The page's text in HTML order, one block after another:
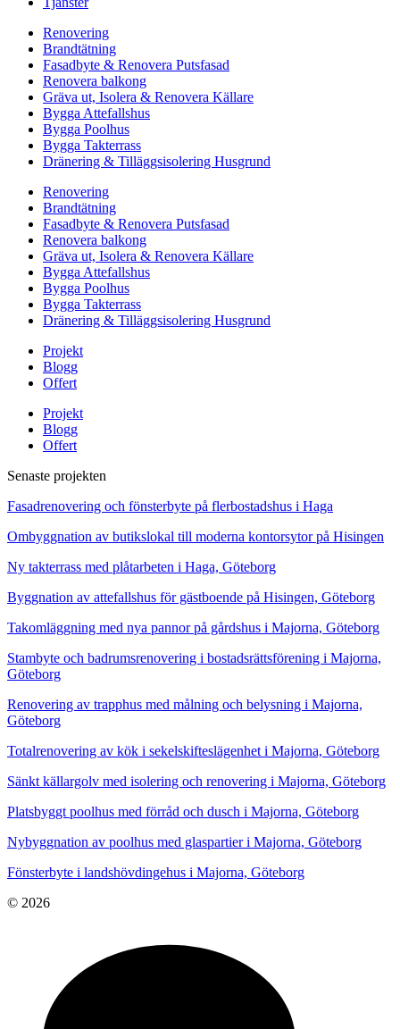
Renovering
Brandtätning
Fasadbyte & Renovera Putsfasad
Renovera balkong
Gräva ut, Isolera & Renovera Källare
Bygga Attefallshus
Bygga Poolhus
Bygga Takterrass
Dränering & Tilläggsisolering Husgrund
Renovering
Brandtätning
Fasadbyte & Renovera Putsfasad
Renovera balkong
Gräva ut, Isolera & Renovera Källare
Bygga Attefallshus
Bygga Poolhus
Bygga Takterrass
Dränering & Tilläggsisolering Husgrund
Projekt
Blogg
Offert
Projekt
Blogg
Offert
Senaste projekten
Fasadrenovering och fönsterbyte på flerbostadshus i Haga
Ombyggnation av butikslokal till moderna kontorsytor på Hisingen
Ny takterrass med plåtarbeten i Haga, Göteborg
Byggnation av attefallshus för gästboende på Hisingen, Göteborg
Takomläggning med nya pannor på gårdshus i Majorna, Göteborg
Stambyte och badrumsrenovering i bostadsrättsförening i Majorna,
Göteborg
Renovering av trapphus med målning och belysning i Majorna,
Göteborg
Totalrenovering av kök i sekelskifteslägenhet i Majorna, Göteborg
Sänkt källargolv med isolering och renovering i Majorna, Göteborg
Platsbyggt poolhus med förråd och dusch i Majorna, Göteborg
Nybyggnation av poolhus med glaspartier i Majorna, Göteborg
Fönsterbyte i landshövdingehus i Majorna, Göteborg
© 2026